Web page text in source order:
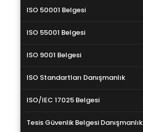
ISO 50001 Belgesi
ISO 55001 Belgesi
ISO 9001 Belgesi
ISO Standartları Danışmanlık
ISO/IEC 17025 Belgesi
Tesis Güvenlik Belgesi Danışmanlık